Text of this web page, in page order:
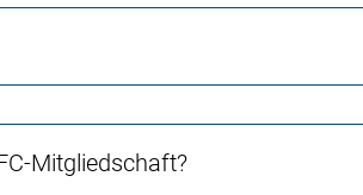
Mitgliedschaft?